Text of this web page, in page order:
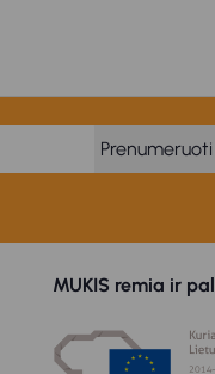
Prenumeruoti
MUKIS remia ir